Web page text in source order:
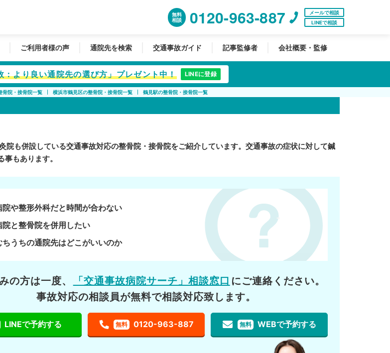
無料
相談
0120-963-887
メールで相談
LINEで相談
ご利用者様の声 通院先を検索 交通事故ガイド 記事監修者 会社概要・監修
より良い通院先の選び方」プレゼント中！ LINEに登録
骨院・接骨院一覧 横浜市鶴見区の整骨院・接骨院一覧 鶴見駅の整骨院・接骨院一覧
院も併設している交通事故対応の整骨院・接骨院をご紹介しています。交通事故の症状に対して鍼
事もあります。
院や整形外科だと時間が合わない
院と整骨院を併用したい
ちうちの通院先はどこがいいのか
の方は一度、 「交通事故病院サーチ」相談窓口 にご連絡ください。
事故対応の相談員が無料で相談対応致します。
LINEで予約する 無料 0120-963-887 無料 WEBで予約する